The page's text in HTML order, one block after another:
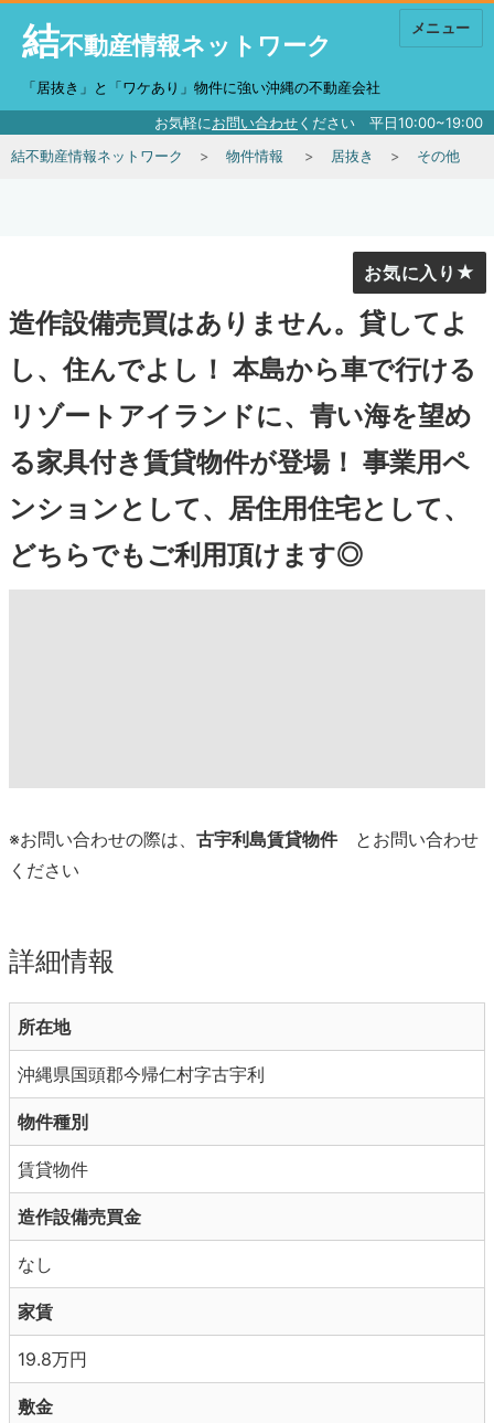
結不動産情報ネットワーク
「居抜き」と「ワケあり」物件に強い沖縄の不動産会社
お気軽にお問い合わせください 平日10:00~19:00
メニュー
結不動産情報ネットワーク 物件情報 居抜き その他
造作設備売買はありません。貸してよ
し、住んでよし！ 本島から車で行ける
リゾートアイランドに、青い海を望め
る家具付き賃貸物件が登場！ 事業用ペ
ンションとして、居住用住宅として、
どちらでもご利用頂けます◎
お気に入り
※お問い合わせの際は、 古宇利島賃貸物件とお問い合わせ
ください
詳細情報
所在地
沖縄県国頭郡今帰仁村字古宇利
物件種別
賃貸物件
造作設備売買金
なし
家賃
19.8万円
敷金